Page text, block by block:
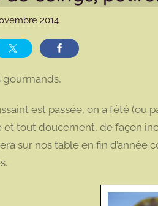
2014p
r
a
m
o
t
gourmands,
est passée, on a fêté (ou
et tout doucement, de façon
sur nos table en fin